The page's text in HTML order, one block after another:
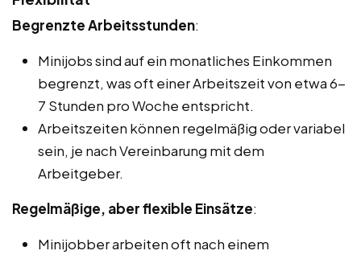
Begrenzte Arbeitsstunden:
Minijobs sind auf ein monatliches Einkommen
begrenzt, was oft einer Arbeitszeit von etwa 6-
7 Stunden pro Woche entspricht.
Arbeitszeiten können regelmäßig oder variabel
sein, je nach Vereinbarung mit dem
Arbeitgeber.
Regelmäßige, aber flexible Einsätze:
Minijobber arbeiten oft nach einem